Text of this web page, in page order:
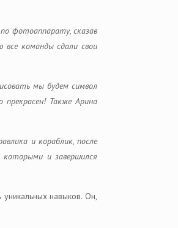
фотоаппарату, сказав
команды сдали свои
мы будем символ
Также Арина
и кораблик, после
которыми и завершился
навыков. Он,